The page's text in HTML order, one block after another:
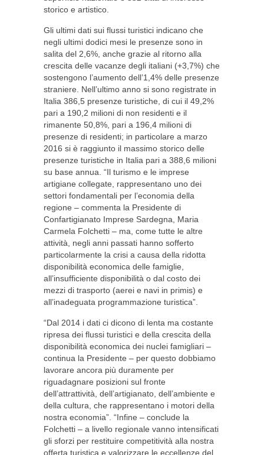
storico e artistico.
Gli ultimi dati sui flussi turistici indicano che
negli ultimi dodici mesi le presenze sono in
salita del 2,6%, anche grazie al ritorno alla
crescita delle vacanze degli italiani (+3,7%) che
sostengono l’aumento dell’1,4% delle presenze
straniere. Nell’ultimo anno si sono registrate in
Italia 386,5 presenze turistiche, di cui il 49,2%
pari a 190,2 milioni di non residenti e il
rimanente 50,8%, pari a 196,4 milioni di
presenze di residenti; in particolare a marzo
2016 si è raggiunto il massimo storico delle
presenze turistiche in Italia pari a 388,6 milioni
su base annua. “Il turismo e le imprese
artigiane collegate, rappresentano uno dei
settori fondamentali per l’economia della
regione – commenta la Presidente di
Confartigianato Imprese Sardegna, Maria
Carmela Folchetti – ma, come tutte le altre
attività, negli anni passati hanno sofferto
particolarmente la crisi a causa della ridotta
disponibilità economica delle famiglie,
all’insufficiente disponibilità o dal costo dei
mezzi di trasporto (aerei e navi in primis) e
all’inadeguata programmazione turistica”.
“Dal 2014 i dati ci dicono di lenta ma costante
ripresa dei flussi turistici e della crescita della
disponibilità economica dei nuclei famigliari –
continua la Presidente – per questo dobbiamo
lavorare ancora più duramente per
riguadagnare posizioni sul fronte
dell’attrattività, dell’artigianato, dell’ambiente e
della cultura, che rappresentano i motori della
nostra economia”. “Infine – conclude la
Folchetti – a livello regionale vanno intensificati
gli sforzi per restituire competitività alla nostra
offerta turistica e valorizzare le eccellenze del